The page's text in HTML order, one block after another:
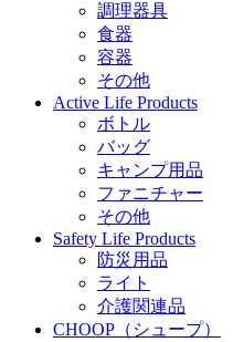
調理器具
食器
容器
その他
Active Life Products
ボトル
バッグ
キャンプ用品
ファニチャー
その他
Safety Life Products
防災用品
ライト
介護関連品
CHOOP（シュープ）